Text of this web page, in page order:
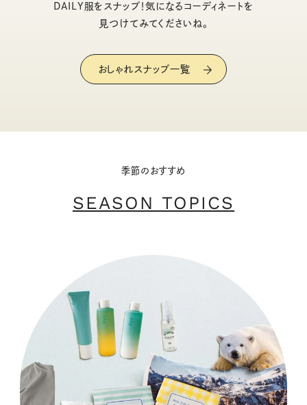
DAILY服をスナップ！気になるコーディネートを
見つけてみてくださいね。
おしゃれスナップ一覧
季節のおすすめ
SEASON TOPICS